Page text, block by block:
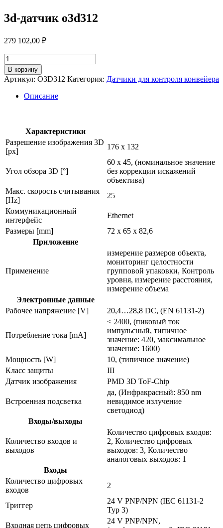
3d-датчик o3d312
279 102,00 ₽
Количество
товара
3d-
датчик
o3d312
В корзину
Артикул: O3D312 Категория: Датчики для контроля конвейера
Описание
Характеристики
Разрешение изображения 3D
[px]
176 x 132
Угол обзора 3D [°]
60 x 45, (номинальное значение
без коррекции искажений
объектива)
Макс. скорость считывания
[Hz]
25
Коммуникационный
интерфейс
Ethernet
Размеры [mm]
72 x 65 x 82,6
Приложение
Применение
измерение размеров объекта,
мониторинг целостности
групповой упаковки, Контроль
уровня, измерение расстояния,
измерение объема
Электронные данные
Рабочее напряжение [V]
20,4…28,8 DC, (EN 61131-2)
Потребление тока [mA]
< 2400, (пиковый ток
импульсный, типичное
значение: 420, максимальное
значение: 1600)
Мощность [W]
10, (типичное значение)
Класс защиты
III
Датчик изображения
PMD 3D ToF-Chip
Встроенная подсветка
да, (Инфракрасный: 850 nm
невидимое излучение
светодиод)
Входы/выходы
Количество входов и
выходов
Количество цифровых входов:
2, Количество цифровых
выходов: 3, Количество
аналоговых выходов: 1
Входы
Количество цифровых
входов
2
Триггер
24 V PNP/NPN (IEC 61131-2
Typ 3)
Входная цепь цифровых
24 V PNP/NPN,